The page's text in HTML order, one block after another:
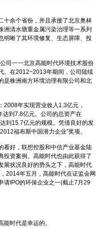
十余个省份，并且承接了北京奥林
洲清水塘重金属污染治理等一系列
明晰了其环境修复、生态屏障、投
司一一北京高能时代环境技术股份
。在2012~2013年期间，公司陆续
是株洲南方环境治理有限公司和北
2008年实现营业收入1.3亿元，
到7.8亿元。公司的总资产在
到15.7亿元的规模。凭借良好的发
福布斯中国潜力企业”奖项。
看好，联想控股和中信产业基金陆
投资案例。高能时代也由此获得了
展状况良好的势头之下，高能时代
2014年五月，高能时代在证监会网
请IPO的环保企业之一(截止7月29
时代是幸运的。